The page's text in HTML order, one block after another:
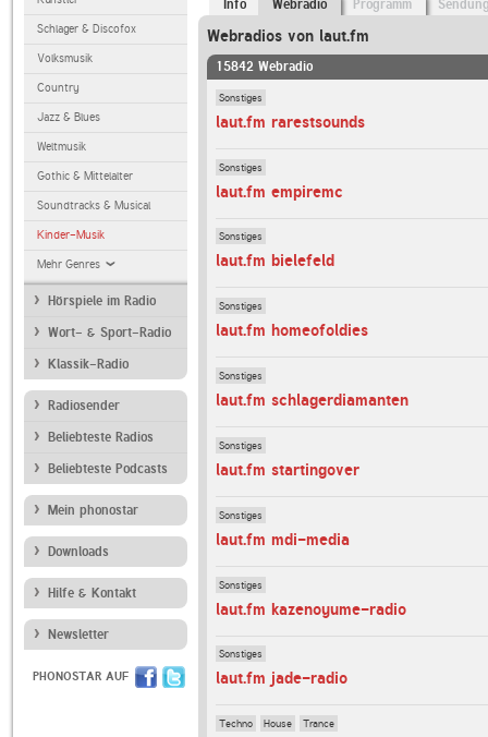
Schlager & Discofox
Volksmusik
Country
Jazz & Blues
Weltmusik
Gothic & Mittelalter
Soundtracks & Musical
Kinder-Musik
Mehr Genres
Hörspiele im Radio
Wort- & Sport-Radio
Klassik-Radio
Radiosender
Beliebteste Radios
Beliebteste Podcasts
Mein phonostar
Downloads
Hilfe & Kontakt
Newsletter
PHONOSTAR AUF
Info Webradio Programm
Webradios von laut.fm
15842 Webradio
Sonstiges
laut.fm rarestsounds
Sonstiges
laut.fm empiremc
Sonstiges
laut.fm bielefeld
Sonstiges
laut.fm homeofoldies
Sonstiges
laut.fm schlagerdiamanten
Sonstiges
laut.fm startingover
Sonstiges
laut.fm mdi-media
Sonstiges
laut.fm kazenoyume-radio
Sonstiges
laut.fm jade-radio
Techno House Trance